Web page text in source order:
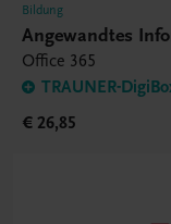
Bildung
Angewandtes
Office 365
TRAUNER-
€ 26,85